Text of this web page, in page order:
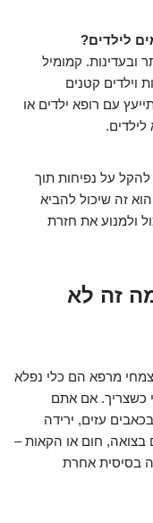
לילדים?
ובעדינות. קמומיל
וילדים קטנים
עם רופא ילדים או
על נפיחות תוך
הוא זה שיכול להביא
ולמנוע את חזרת
זה לא
מרפא הם כלי נפלא
כשצריך. אם אתם
עזים, ירידה
בצואה, חום או הקאות –
בסיסית אחרת